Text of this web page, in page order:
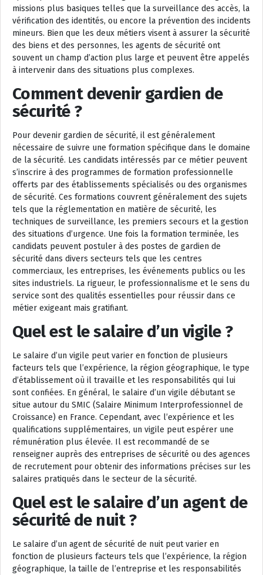
missions plus basiques telles que la surveillance des accès, la
vérification des identités, ou encore la prévention des incidents
mineurs. Bien que les deux métiers visent à assurer la sécurité
des biens et des personnes, les agents de sécurité ont
souvent un champ d’action plus large et peuvent être appelés
à intervenir dans des situations plus complexes.
Comment devenir gardien de
sécurité ?
Pour devenir gardien de sécurité, il est généralement
nécessaire de suivre une formation spécifique dans le domaine
de la sécurité. Les candidats intéressés par ce métier peuvent
s’inscrire à des programmes de formation professionnelle
offerts par des établissements spécialisés ou des organismes
de sécurité. Ces formations couvrent généralement des sujets
tels que la réglementation en matière de sécurité, les
techniques de surveillance, les premiers secours et la gestion
des situations d’urgence. Une fois la formation terminée, les
candidats peuvent postuler à des postes de gardien de
sécurité dans divers secteurs tels que les centres
commerciaux, les entreprises, les événements publics ou les
sites industriels. La rigueur, le professionnalisme et le sens du
service sont des qualités essentielles pour réussir dans ce
métier exigeant mais gratifiant.
Quel est le salaire d’un vigile ?
Le salaire d’un vigile peut varier en fonction de plusieurs
facteurs tels que l’expérience, la région géographique, le type
d’établissement où il travaille et les responsabilités qui lui
sont confiées. En général, le salaire d’un vigile débutant se
situe autour du SMIC (Salaire Minimum Interprofessionnel de
Croissance) en France. Cependant, avec l’expérience et les
qualifications supplémentaires, un vigile peut espérer une
rémunération plus élevée. Il est recommandé de se
renseigner auprès des entreprises de sécurité ou des agences
de recrutement pour obtenir des informations précises sur les
salaires pratiqués dans le secteur de la sécurité.
Quel est le salaire d’un agent de
sécurité de nuit ?
Le salaire d’un agent de sécurité de nuit peut varier en
fonction de plusieurs facteurs tels que l’expérience, la région
géographique, la taille de l’entreprise et les responsabilités